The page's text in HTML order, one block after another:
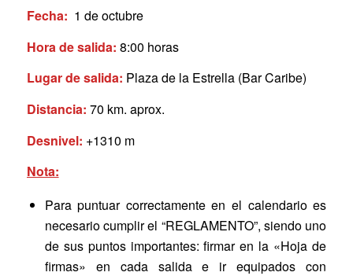
Fecha: 1 de octubre
Hora de salida: 8:00 horas
Lugar de salida: Plaza de la Estrella (Bar Caribe)
Distancia: 70 km. aprox.
Desnivel: +1310 m
Nota:
Para puntuar correctamente en el calendario es
necesario cumplir el “REGLAMENTO”, siendo uno
de sus puntos importantes: firmar en la «Hoja de
firmas» en cada salida e ir equipados con